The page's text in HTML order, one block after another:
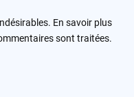
En savoir plus
sont traitées.